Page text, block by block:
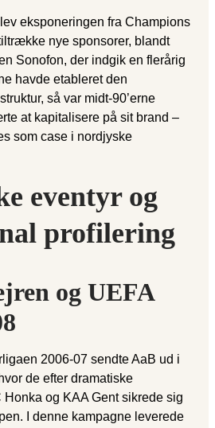
eksponeringen fra Champions
nye sponsorer, blandt
Sonofon, der indgik en flerårig
havde etableret den
så var midt-90’erne
at kapitalisere på sit brand –
som case i nordjyske
eventyr og
profilering
og UEFA
2006-07 sendte AaB ud i
de efter dramatiske
og KAA Gent sikrede sig
I denne kampagne leverede